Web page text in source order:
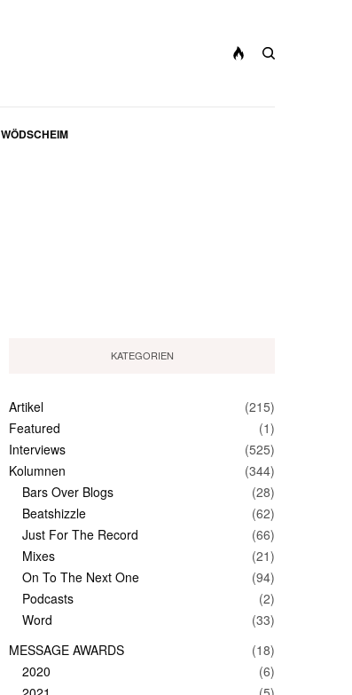
WÖDSCHEIM
KATEGORIEN
Artikel
(215)
Featured
(1)
Interviews
(525)
Kolumnen
(344)
Bars Over Blogs
(28)
Beatshizzle
(62)
Just For The Record
(66)
Mixes
(21)
On To The Next One
(94)
Podcasts
(2)
Word
(33)
MESSAGE AWARDS
(18)
2020
(6)